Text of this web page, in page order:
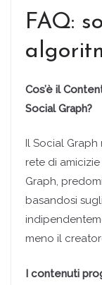
FAQ:
Cos’è il
Social Graph?
Il Social
rete di
Graph,
basandosi
meno il
I contenuti